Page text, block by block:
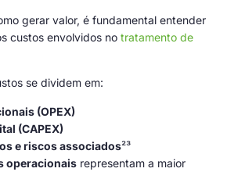
gerar valor, é fundamental entender
custos envolvidos no tratamento de
se dividem em:
(OPEX)
(CAPEX)
e riscos associados²³
operacionais representam a maior